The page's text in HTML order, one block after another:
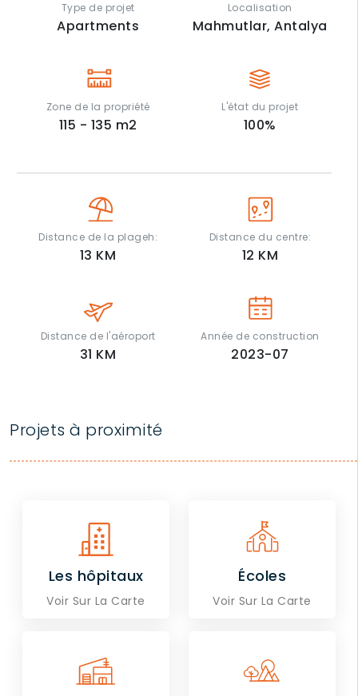
Type de projet
Apartments
Localisation
Mahmutlar,Antalya
Zone de la propriété
115 - 135 m2
L'état du projet
100%
Distance de la plageh:
13 KM
Distance du centre:
12 KM
Distance de l'aéroport
31 KM
Année de construction
2023-07
Projets à proximité
Les hôpitaux
Voir Sur La Carte
Écoles
Voir Sur La Carte